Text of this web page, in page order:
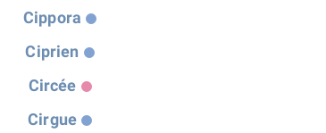
Cippora
Ciprien
Circée
Cirgue